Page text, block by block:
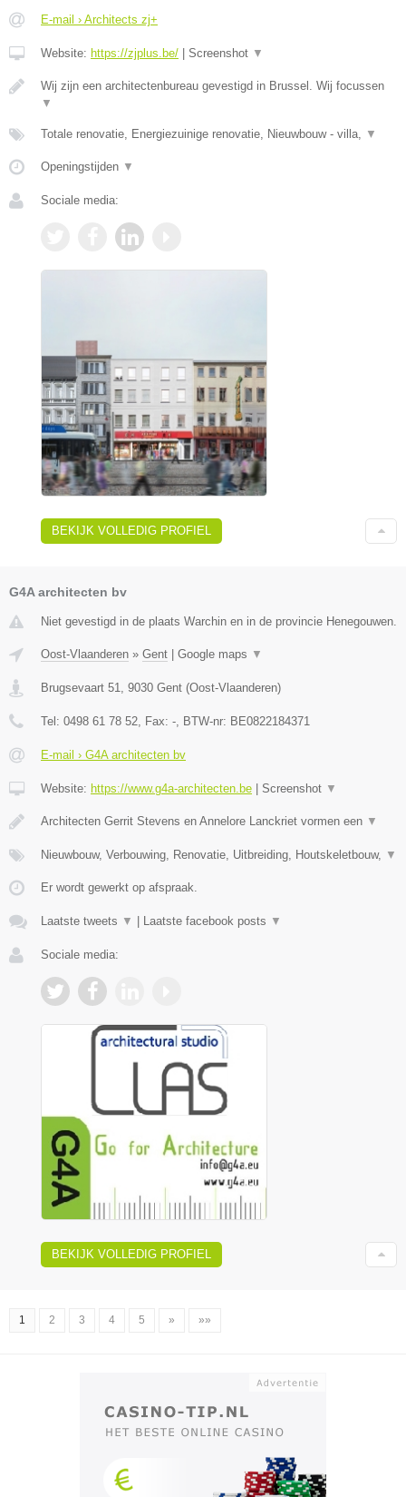
E-mail › Architects zj+
Website: https://zjplus.be/ | Screenshot ▼
Wij zijn een architectenbureau gevestigd in Brussel. Wij focussen
▼
Totale renovatie, Energiezuinige renovatie, Nieuwbouw - villa, ▼
Openingstijden ▼
Sociale media:
BEKIJK VOLLEDIG PROFIEL
G4A architecten bv
Niet gevestigd in de plaats Warchin en in de provincie Henegouwen.
Oost-Vlaanderen » Gent | Google maps ▼
Brugsevaart 51 9030 Gent (Oost-Vlaanderen)
Tel: 0498 61 78 52 , Fax: - , BTW-nr: BE0822184371
E-mail › G4A architecten bv
Website: https://www.g4a-architecten.be | Screenshot ▼
Architecten Gerrit Stevens en Annelore Lanckriet vormen een ▼
Nieuwbouw, Verbouwing, Renovatie, Uitbreiding, Houtskeletbouw, ▼
Er wordt gewerkt op afspraak.
Laatste tweets ▼ | Laatste facebook posts ▼
Sociale media:
BEKIJK VOLLEDIG PROFIEL
1 2 3 4 5 » »»